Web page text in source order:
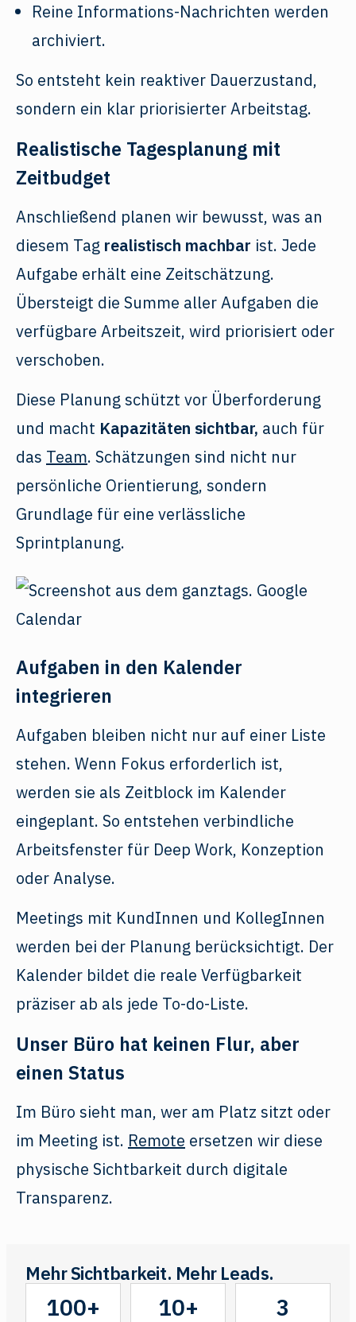
Reine Informations-Nachrichten werden
archiviert.
So entsteht kein reaktiver Dauerzustand,
sondern ein klar priorisierter Arbeitstag.
Realistische Tagesplanung mit
Zeitbudget
Anschließend planen wir bewusst, was an
diesem Tag realistisch machbar ist. Jede
Aufgabe erhält eine Zeitschätzung.
Übersteigt die Summe aller Aufgaben die
verfügbare Arbeitszeit, wird priorisiert oder
verschoben.
Diese Planung schützt vor Überforderung
und macht Kapazitäten sichtbar, auch für
das Team. Schätzungen sind nicht nur
persönliche Orientierung, sondern
Grundlage für eine verlässliche
Sprintplanung.
Aufgaben in den Kalender
integrieren
Aufgaben bleiben nicht nur auf einer Liste
stehen. Wenn Fokus erforderlich ist,
werden sie als Zeitblock im Kalender
eingeplant. So entstehen verbindliche
Arbeitsfenster für Deep Work, Konzeption
oder Analyse.
Meetings mit KundInnen und KollegInnen
werden bei der Planung berücksichtigt. Der
Kalender bildet die reale Verfügbarkeit
präziser ab als jede To-do-Liste.
Unser Büro hat keinen Flur, aber
einen Status
Im Büro sieht man, wer am Platz sitzt oder
im Meeting ist. Remote ersetzen wir diese
physische Sichtbarkeit durch digitale
Transparenz.
Mehr Sichtbarkeit. Mehr Leads.
100+ 10+ 3